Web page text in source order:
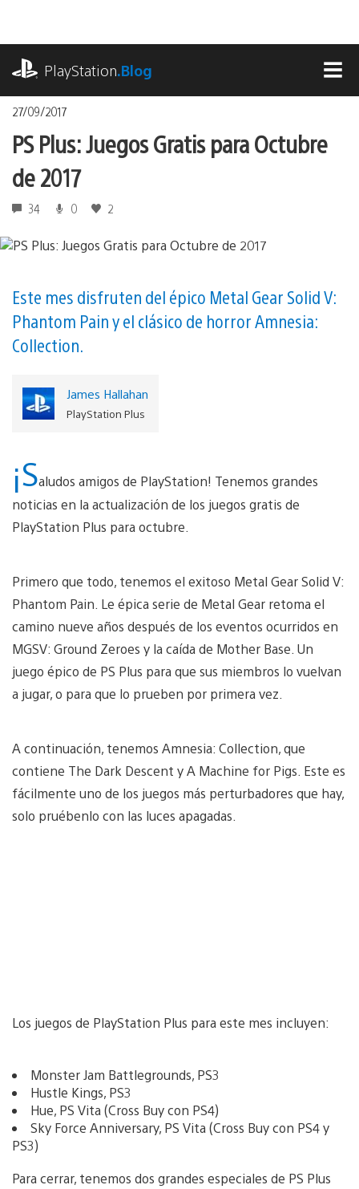
contenido
PlayStation.Blog
27/09/2017
PS Plus: Juegos Gratis para Octubre
de 2017
34 0 2
Este mes disfruten del épico Metal Gear Solid V:
Phantom Pain y el clásico de horror Amnesia:
Collection.
James Hallahan
PlayStation Plus
¡Saludos amigos de PlayStation! Tenemos grandes
noticias en la actualización de los juegos gratis de
PlayStation Plus para octubre.
Primero que todo, tenemos el exitoso Metal Gear Solid V:
Phantom Pain. Le épica serie de Metal Gear retoma el
camino nueve años después de los eventos ocurridos en
MGSV: Ground Zeroes y la caída de Mother Base. Un
juego épico de PS Plus para que sus miembros lo vuelvan
a jugar, o para que lo prueben por primera vez.
A continuación, tenemos Amnesia: Collection, que
contiene The Dark Descent y A Machine for Pigs. Este es
fácilmente uno de los juegos más perturbadores que hay,
solo pruébenlo con las luces apagadas.
Los juegos de PlayStation Plus para este mes incluyen:
Monster Jam Battlegrounds, PS3
Hustle Kings, PS3
Hue, PS Vita (Cross Buy con PS4)
Sky Force Anniversary, PS Vita (Cross Buy con PS4 y
PS3)
Para cerrar, tenemos dos grandes especiales de PS Plus